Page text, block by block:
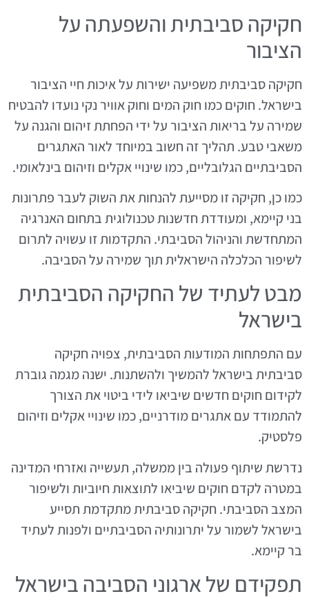
חקיקה סביבתית והשפעתה על
הציבור
חקיקה סביבתית משפיעה ישירות על איכות חיי הציבור
בישראל. חוקים כמו חוק המים וחוק אוויר נקי נועדו להבטיח
שמירה על בריאות הציבור על ידי הפחתת זיהום והגנה על
משאבי טבע. תהליך זה חשוב במיוחד לאור האתגרים
הסביבתיים הגלובליים, כמו שינויי אקלים וזיהום בינלאומי.
כמו כן, חקיקה זו מסייעת להנחות את השוק לעבר פתרונות
בני קיימא, ומעודדת חדשנות טכנולוגית בתחום האנרגיה
המתחדשת והניהול הסביבתי. התקדמות זו עשויה לתרום
לשיפור הכלכלה הישראלית תוך שמירה על הסביבה.
מבט לעתיד של החקיקה הסביבתית
בישראל
עם התפתחות המודעות הסביבתית, צפויה חקיקה
סביבתית בישראל להמשיך ולהשתנות. ישנה מגמה גוברת
לקידום חוקים חדשים שיביאו לידי ביטוי את הצורך
להתמודד עם אתגרים מודרניים, כמו שינויי אקלים וזיהום
פלסטיק.
נדרשת שיתוף פעולה בין ממשלה, תעשייה ואזרחי המדינה
במטרה לקדם חוקים שיביאו לתוצאות חיוביות ולשיפור
המצב הסביבתי. חקיקה סביבתית מתקדמת תסייע
בישראל לשמור על יתרונותיה הסביבתיים ולפנות לעתיד
בר קיימא.
תפקידם של ארגוני הסביבה בישראל